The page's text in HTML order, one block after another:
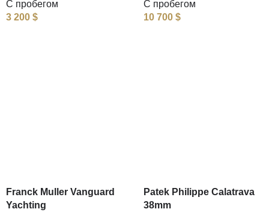
С пробегом
3 200 $
С пробегом
10 700 $
Franck Muller Vanguard
Yachting
Patek Philippe Calatrava
38mm